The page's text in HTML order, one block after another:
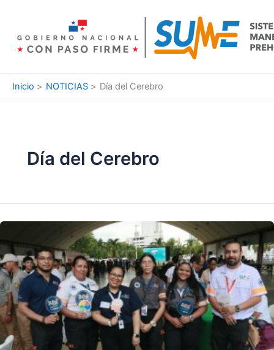
contenido
Inicio NOTICIAS Día del Cerebro
Día del Cerebro